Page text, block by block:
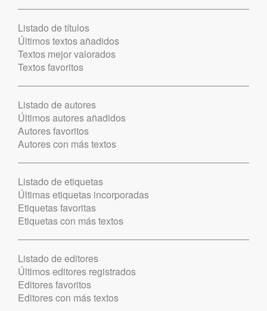
Listado de títulos
Últimos textos añadidos
Textos mejor valorados
Textos favoritos
Listado de autores
Últimos autores añadidos
Autores favoritos
Autores con más textos
Listado de etiquetas
Últimas etiquetas incorporadas
Etiquetas favoritas
Etiquetas con más textos
Listado de editores
Últimos editores registrados
Editores favoritos
Editores con más textos